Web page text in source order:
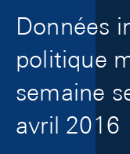
Données
politique
semaine
avril 2016